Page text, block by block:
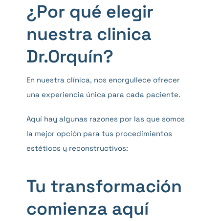
¿Por qué elegir
nuestra clinica
Dr.Orquín?
En nuestra clínica, nos enorgullece ofrecer
una experiencia única para cada paciente.
Aquí hay algunas razones por las que somos
la mejor opción para tus procedimientos
estéticos y reconstructivos:
Tu transformación
comienza aquí